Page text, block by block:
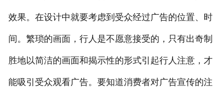
效果。在设计中就要考虑到受众经过广告的位置、时
间。繁琐的画面，行人是不愿意接受的，只有出奇制
胜地以简洁的画面和揭示性的形式引起行人注意，才
能吸引受众观看广告。要知道消费者对广告宣传的注